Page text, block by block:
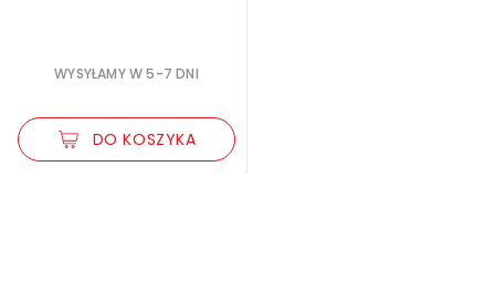
WYSYŁAMY W 5-7 DNI
DO KOSZYKA